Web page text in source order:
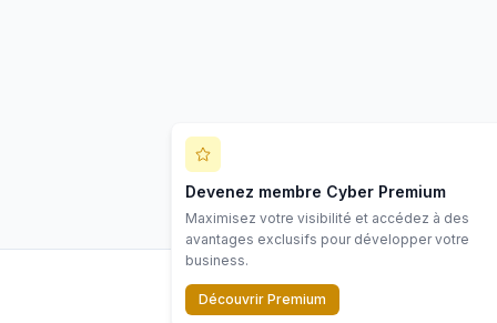
LinkedIn
Devenez membre Cyber Premium
Maximisez votre visibilité et accédez à des
avantages exclusifs pour développer votre
business.
Découvrir Premium